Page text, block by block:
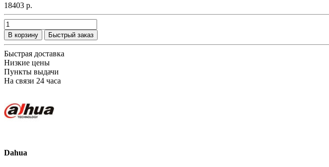
18403 р.
В корзину Быстрый заказ
Быстрая доставка
Низкие цены
Пункты выдачи
На связи 24 часа
Dahua